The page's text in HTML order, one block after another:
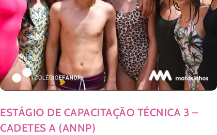
ESTÁGIO DE CAPACITAÇÃO TÉCNICA 3 –
CADETES A (ANNP)